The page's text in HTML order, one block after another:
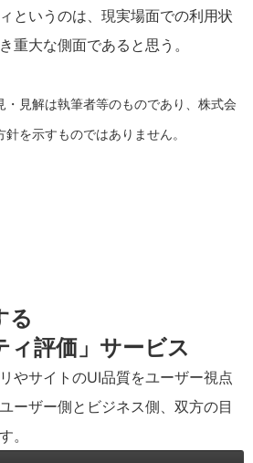
というのは、現実場面での利用状
重大な側面であると思う。
・見解は執筆者等のものであり、株式会
を示すものではありません。
る
ィ評価」サービス
やサイトのUI品質をユーザー視点
ーザー側とビジネス側、双方の目
。